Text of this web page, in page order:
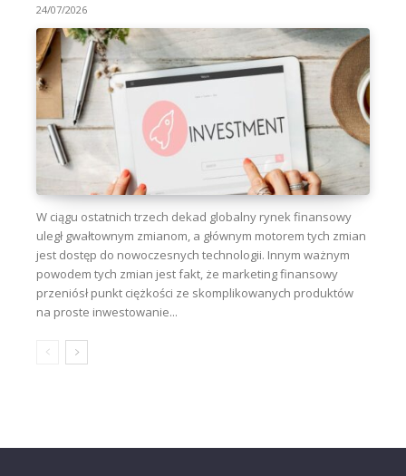
24/07/2026
W ciągu ostatnich trzech dekad globalny rynek finansowy
uległ gwałtownym zmianom, a głównym motorem tych zmian
jest dostęp do nowoczesnych technologii. Innym ważnym
powodem tych zmian jest fakt, że marketing finansowy
przeniósł punkt ciężkości ze skomplikowanych produktów
na proste inwestowanie...